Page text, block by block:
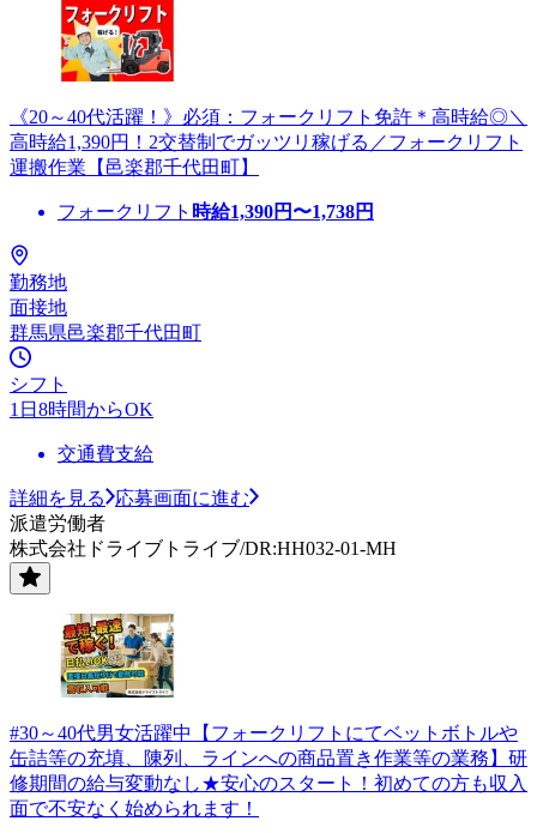
《20～40代活躍！》必須：フォークリフト免許＊高時給◎＼
高時給1,390円！2交替制でガッツリ稼げる／フォークリフト
運搬作業【邑楽郡千代田町】
フォークリフト 時給1,390円〜1,738円
勤務地
面接地
群馬県邑楽郡千代田町
シフト
1日8時間からOK
交通費支給
詳細を見る
応募画面に進む
派遣労働者
株式会社ドライブトライブ/DR:HH032-01-MH
#30～40代男女活躍中【フォークリフトにてベットボトルや
缶詰等の充填、陳列、ラインへの商品置き作業等の業務】研
修期間の給与変動なし★安心のスタート！初めての方も収入
面で不安なく始められます！